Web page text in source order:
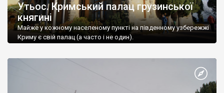
Утьос. Кримський палац грузинської
княгині
Майже у кожному населеному пункті на південному узбережжі
Криму є свій палац (а часто і не один).